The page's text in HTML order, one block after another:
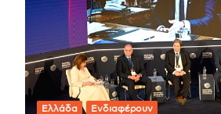
Ελλάδα Ενδιαφέρουν